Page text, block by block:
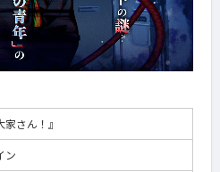
家さん！』
ン